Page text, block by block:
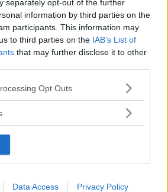
separately opt-out of the further
information by third parties on the
participants. This information may
to third parties on the IAB’s List of
that may further disclose it to other
app uses one or more Google
or usage behaviour. You may click to
specified purposes in below Google
Opt Outs
Data Access Privacy Policy
MammacheTest?